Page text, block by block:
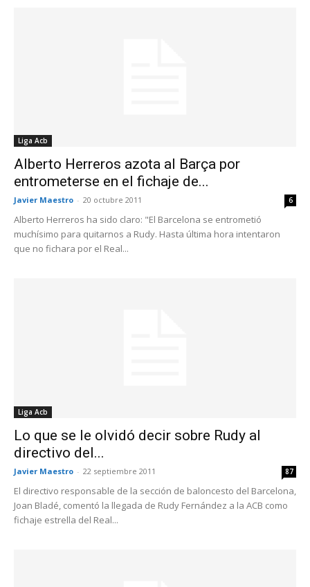
Liga Acb
Alberto Herreros azota al Barça por
entrometerse en el fichaje de...
Javier Maestro - 20 octubre 2011 6
Alberto Herreros ha sido claro: "El Barcelona se entrometió
muchísimo para quitarnos a Rudy. Hasta última hora intentaron
que no fichara por el Real...
Liga Acb
Lo que se le olvidó decir sobre Rudy al
directivo del...
Javier Maestro - 22 septiembre 2011 87
El directivo responsable de la sección de baloncesto del Barcelona,
Joan Bladé, comentó la llegada de Rudy Fernández a la ACB como
fichaje estrella del Real...